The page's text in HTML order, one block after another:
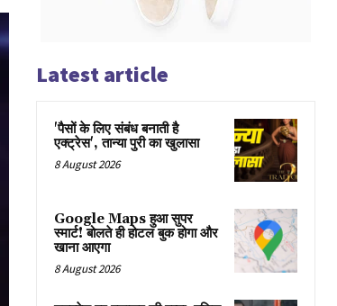
Latest article
'पैसों के लिए संबंध बनाती है
एक्ट्रेस', तान्या पुरी का खुलासा
8 August 2026
Google Maps हुआ सुपर
स्मार्ट! बोलते ही होटल बुक होगा और
खाना आएगा
8 August 2026